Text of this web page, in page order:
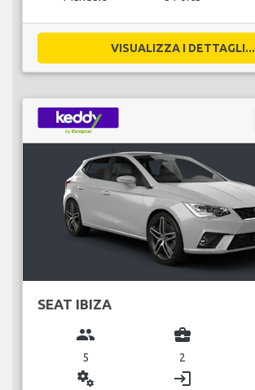
VISUALIZZA I DETTAGLI...
SEAT IBIZA
group
5
business_center
2
miscellaneous_services login